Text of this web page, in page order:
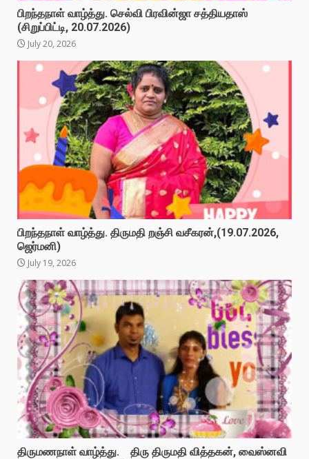
பிறந்தநாள் வாழ்த்து. செல்வி பிரவின்ஜா சத்தியதாஸ்
(சிறுப்பிட்டி, 20.07.2026)
July 20, 2026
பிறந்தநாள் வாழ்த்து. திருமதி றஞ்சி வசீகரன்,(19.07.2026,
ஜெர்மனி)
July 19, 2026
திருமணநாள் வாழ்த்து. திரு திருமதி வித்தகன், வைஸ்னவி